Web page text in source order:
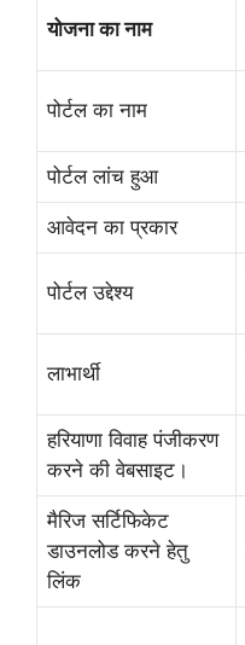
योजना का नाम
पोर्टल का नाम
पोर्टल लांच हुआ
आवेदन का प्रकार
पोर्टल उद्देश्य
लाभार्थी
हरियाणा विवाह पंजीकरण
करने की वेबसाइट।
मैरिज सर्टिफिकेट
डाउनलोड करने हेतु
लिंक